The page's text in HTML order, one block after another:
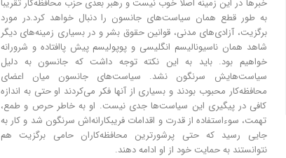
خبرها در این زمینه اصلا خوب نیست و رهبر بعدی حزب محافظه‌کار تقریبا
به طور قطع همان سیاست‌های جانسون را دنبال خواهد کرد.در مورد
برگزیت، آزادی‌های مدنی، قوانین حقوق بشر و در بسیاری زمینه‌های دیگر
شاهد همان ناسیونالیسم انگلیسی و پوپولیسم پیش پاافتاده و شرورانه
خواهیم بود. باید به این نکته توجه داشت که جانسون به دلیل
سیاست‌هایش سرنگون نشد. سیاست‌های جانسون میان اعضای
محافظه‌کار محبوب بودند و بسیاری از آنها فکر می‌کردند او حتی به اندازه
کافی در پیگیری این سیاست‌ها جدی نیست. او به خاطر حرص و طمع،
تهمت، سوءاستفاده از قدرت و اقدامات فریبکارانه‌اش سرنگون شد و کار به
جایی رسید که حتی پرشورترین محافظه‌کاران حامی برگزیت هم
نتوانستند به حمایت خود از او ادامه دهند.